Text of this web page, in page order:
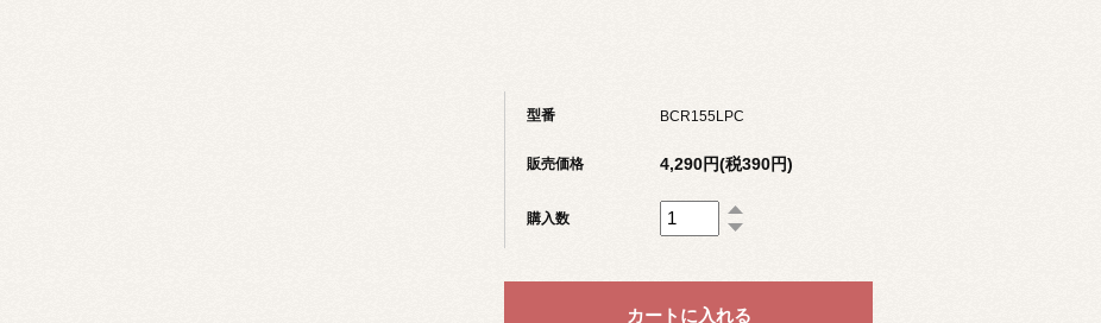
型番 BCR155LPC
販売価格 4,290円(税390円)
購入数